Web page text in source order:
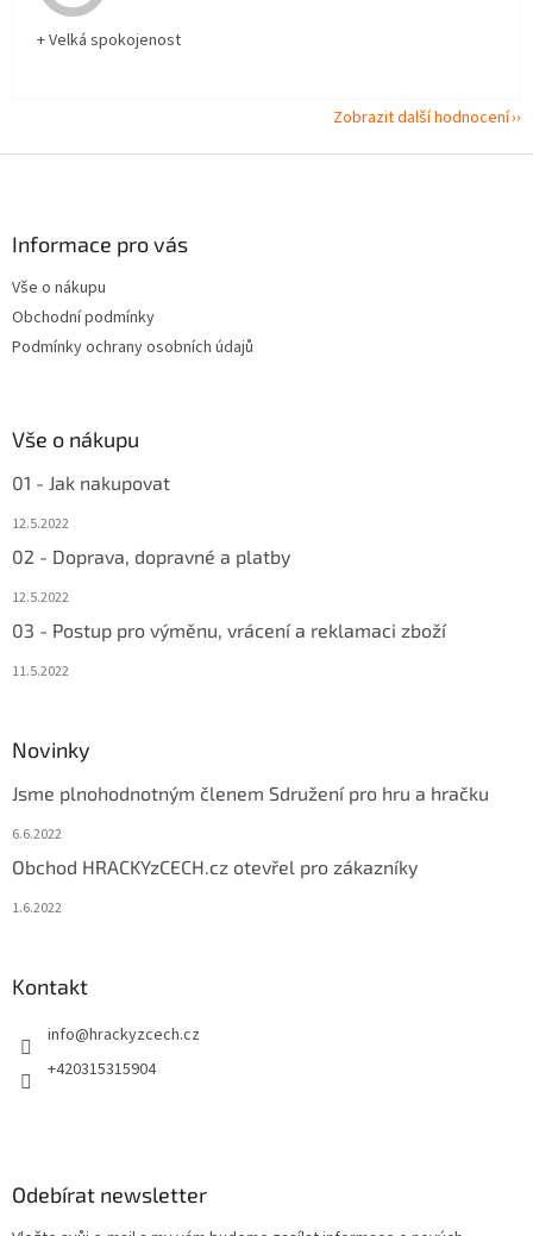
+ Velká spokojenost
Zobrazit další hodnocení
Informace pro vás
Vše o nákupu
Obchodní podmínky
Podmínky ochrany osobních údajů
Vše o nákupu
01 - Jak nakupovat
12.5.2022
02 - Doprava, dopravné a platby
12.5.2022
03 - Postup pro výměnu, vrácení a reklamaci zboží
11.5.2022
Novinky
Jsme plnohodnotným členem Sdružení pro hru a hračku
6.6.2022
Obchod HRACKYzCECH.cz otevřel pro zákazníky
1.6.2022
Kontakt
info@hrackyzcech.cz
+420315315904
Odebírat newsletter